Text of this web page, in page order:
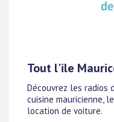
Tout l'ile
Découvrez les radios
cuisine mauricienne,
location de voiture.